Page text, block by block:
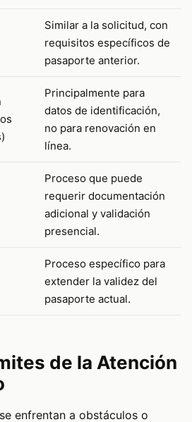
Similar a la solicitud, con
requisitos específicos de
pasaporte anterior.
Principalmente para
datos de identificación,
no para renovación en
línea.
Proceso que puede
requerir documentación
adicional y validación
presencial.
Proceso específico para
extender la validez del
pasaporte actual.
de la Atención
enfrentan a obstáculos o